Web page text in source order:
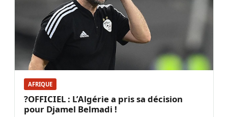
AFRIQUE
?OFFICIEL : L’Algérie a pris sa décision
pour Djamel Belmadi !